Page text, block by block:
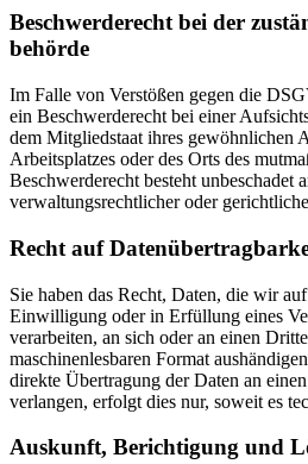
Beschwerde­recht bei der
behörde
Im Falle von Verstößen gegen die
ein Beschwerderecht bei einer
dem Mitgliedstaat ihres gewöhnlichen
Arbeitsplatzes oder des Orts des
Beschwerderecht besteht unbeschadet
verwaltungsrechtlicher oder
Recht auf
Sie haben das Recht, Daten, die wir
Einwilligung oder in Erfüllung eines
verarbeiten, an sich oder an einen
maschinenlesbaren Format
direkte Übertragung der Daten an
verlangen, erfolgt dies nur, soweit es
Auskunft, Berichtigung und